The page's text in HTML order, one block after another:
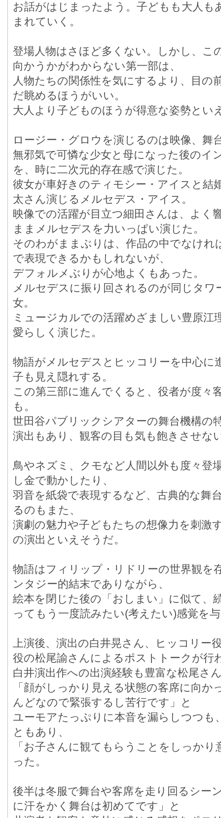
お話がはじまったよう。子どもも大人も
まれていく。
登場人物はさほど多くない。しかし、こ
向かうかがわからない第一部は、
人物たちの関係性を気にするより、目の
だ眺めるほうがいい。
大人より子どものほうが得意な姿勢とい
ロージー・グロウを演じるのは映像、舞
無邪気で可憐な少女と母になった後のイ
を、時に二次元的存在感で演じた。
彼女が車好きのティモシー・アイスと結
太さん演じるメルセデス・アイス。
映像での活躍が目立つ細田さんは、よく
ままメルセデスを力いっぱい演じた。
そのわがままぶりは、作品の中でなけれ
で表現できるかもしれないが、
デフォルメぶりが心地よくもあった。
メルセデスに振り回されるのが同じタ
女。
ミュージカルでの活躍めざましい豊原
愛らしく演じた。
物語がメルセデスとヒッコリーを中心に
子も見え隠れする。
この第三部に進んでくると、役者が度々
も。
世田谷パブリックシアターの舞台機構の
演出もあり、観客の目も気も飽きさせな
鳥やネズミ、クモなど人間以外も度々登
し金で動かしたり、
羽音を紙袋で表現するなど、古典的な舞
るのもまた、
演劇の魅力や子どもたちの想像力を刺激
の演出といえそうだ。
物語はフィリップ・リドリーの世界観を
ンタジー的結末でありながら、
絵本を閉じた後の「おしまい」に似て、
ってもう一度読みたい(考えたい)感覚を
上演後、演出の白井晃さん、ヒッコリー
役の松尾諭さんによるポストトークが行
白井演出作への出演経験も豊富な松尾さ
「顔がしっかり見える状態の客席に向
んどなので緊張するし苦行です」と
ユーモアたっぷりに本音を漏らしつつも
ともあり、
「お子さんに観てもらうことをしっか
った。
後半は冬服で舞台や客席を走り回るシー
に汗をかく舞台は初めてです」と